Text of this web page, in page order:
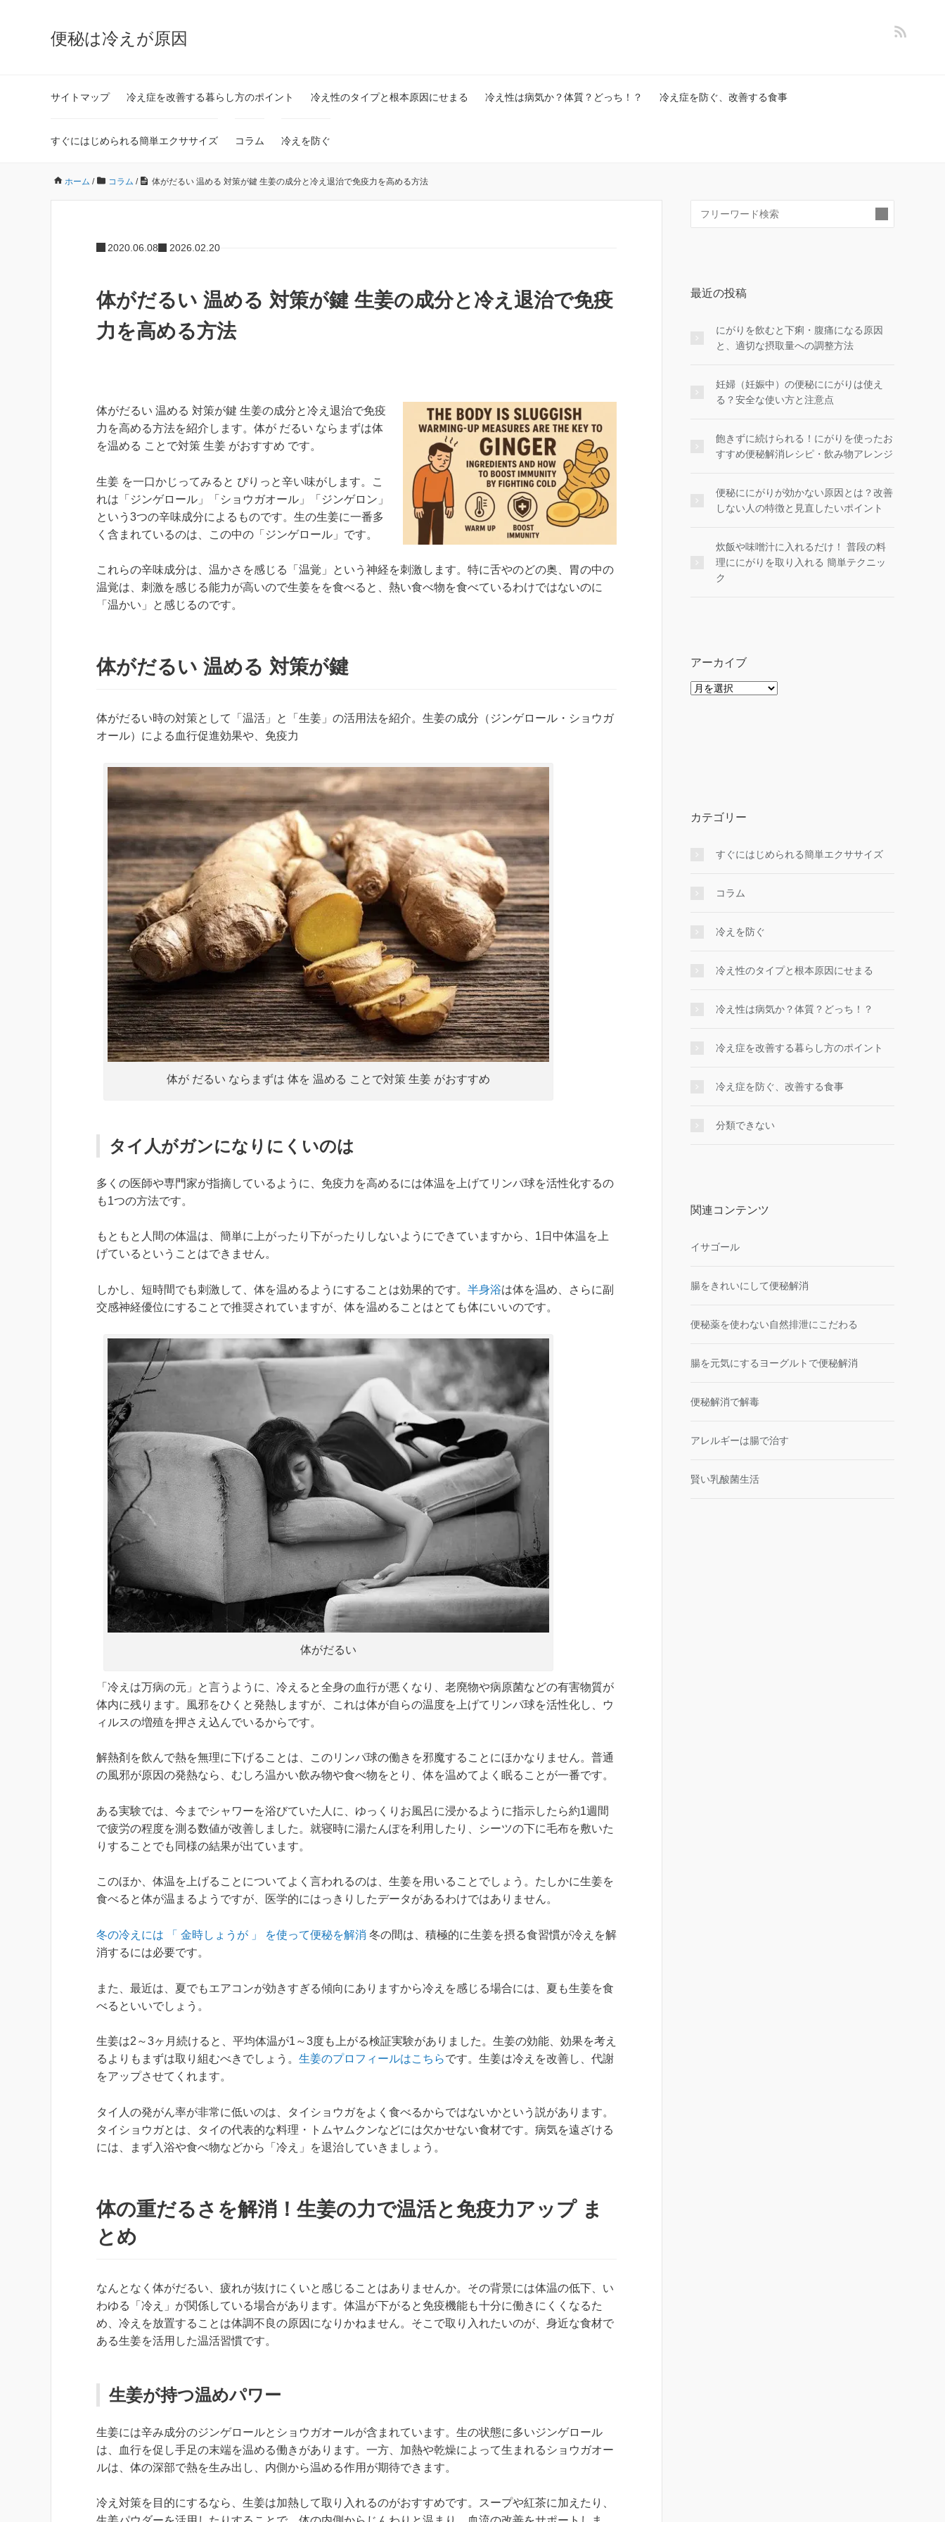
便秘は冷えが原因
サイトマップ 冷え症を改善する暮らし方のポイント 冷え性のタイプと根本原因にせまる 冷え性は病気か？体質？どっち！？ 冷え症を防ぐ、改善する食事
すぐにはじめられる簡単エクササイズ コラム 冷えを防ぐ
ホーム / コラム / 体がだるい 温める 対策が鍵 生姜の成分と冷え退治で免疫力を高める方法
2020.06.08 2026.02.20
体がだるい 温める 対策が鍵 生姜の成分と冷え退治で免疫
力を高める方法
体がだるい 温める 対策が鍵 生姜の成分と冷え退治で免疫
力を高める方法を紹介します。体が だるい ならまずは体
を温める ことで対策 生姜 がおすすめ です。
生姜 を一口かじってみると ぴりっと辛い味がします。こ
れは「ジンゲロール」「ショウガオール」「ジンゲロン」
という3つの辛味成分によるものです。生の生姜に一番多
く含まれているのは、この中の「ジンゲロール」です。
これらの辛味成分は、温かさを感じる「温覚」という神経を刺激します。特に舌やのどの奥、胃の中の
温覚は、刺激を感じる能力が高いので生姜をを食べると、熱い食べ物を食べているわけではないのに
「温かい」と感じるのです。
体がだるい 温める 対策が鍵
体がだるい時の対策として「温活」と「生姜」の活用法を紹介。生姜の成分（ジンゲロール・ショウガ
オール）による血行促進効果や、免疫力
体が だるい ならまずは 体を 温める ことで対策 生姜 がおすすめ
タイ人がガンになりにくいのは
多くの医師や専門家が指摘しているように、免疫力を高めるには体温を上げてリンパ球を活性化するの
も1つの方法です。
もともと人間の体温は、簡単に上がったり下がったりしないようにできていますから、1日中体温を上
げているということはできません。
しかし、短時間でも刺激して、体を温めるようにすることは効果的です。 半身浴は体を温め、さらに副
交感神経優位にすることで推奨されていますが、体を温めることはとても体にいいのです。
体がだるい
「冷えは万病の元」と言うように、冷えると全身の血行が悪くなり、老廃物や病原菌などの有害物質が
体内に残ります。風邪をひくと発熱しますが、これは体が自らの温度を上げてリンパ球を活性化し、ウ
ィルスの増殖を押さえ込んでいるからです。
解熱剤を飲んで熱を無理に下げることは、このリンパ球の働きを邪魔することにほかなりません。普通
の風邪が原因の発熱なら、むしろ温かい飲み物や食べ物をとり、体を温めてよく眠ることが一番です。
ある実験では、今までシャワーを浴びていた人に、ゆっくりお風呂に浸かるように指示したら約1週間
で疲労の程度を測る数値が改善しました。就寝時に湯たんぽを利用したり、シーツの下に毛布を敷いた
りすることでも同様の結果が出ています。
このほか、体温を上げることについてよく言われるのは、生姜を用いることでしょう。たしかに生姜を
食べると体が温まるようですが、医学的にはっきりしたデータがあるわけではありません。
冬の冷えには 「 金時しょうが 」 を使って便秘を解消 冬の間は、積極的に生姜を摂る食習慣が冷えを解
消するには必要です。
また、最近は、夏でもエアコンが効きすぎる傾向にありますから冷えを感じる場合には、夏も生姜を食
べるといいでしょう。
生姜は2～3ヶ月続けると、平均体温が1～3度も上がる検証実験がありました。生姜の効能、効果を考え
るよりもまずは取り組むべきでしょう。 生姜のプロフィールはこちらです。生姜は冷えを改善し、代謝
をアップさせてくれます。
タイ人の発がん率が非常に低いのは、タイショウガをよく食べるからではないかという説があります。
タイショウガとは、タイの代表的な料理・トムヤムクンなどには欠かせない食材です。病気を遠ざける
には、まず入浴や食べ物などから「冷え」を退治していきましょう。
体の重だるさを解消！生姜の力で温活と免疫力アップ ま
とめ
なんとなく体がだるい、疲れが抜けにくいと感じることはありませんか。その背景には体温の低下、い
わゆる「冷え」が関係している場合があります。体温が下がると免疫機能も十分に働きにくくなるた
め、冷えを放置することは体調不良の原因になりかねません。そこで取り入れたいのが、身近な食材で
ある生姜を活用した温活習慣です。
生姜が持つ温めパワー
生姜には辛み成分のジンゲロールとショウガオールが含まれています。生の状態に多いジンゲロール
は、血行を促し手足の末端を温める働きがあります。一方、加熱や乾燥によって生まれるショウガオー
ルは、体の深部で熱を生み出し、内側から温める作用が期待できます。
冷え対策を目的にするなら、生姜は加熱して取り入れるのがおすすめです。スープや紅茶に加えたり、
最近の投稿
にがりを飲むと下痢・腹痛になる原因
と、適切な摂取量への調整方法
妊婦（妊娠中）の便秘ににがりは使え
る？安全な使い方と注意点
飽きずに続けられる！にがりを使ったお
すすめ便秘解消レシピ・飲み物アレンジ
便秘ににがりが効かない原因とは？改善
しない人の特徴と見直したいポイント
炊飯や味噌汁に入れるだけ！ 普段の料
理ににがりを取り入れる 簡単テクニッ
ク
アーカイブ
ア
カテゴリー
すぐにはじめられる簡単エクササイズ
コラム
冷えを防ぐ
冷え性のタイプと根本原因にせまる
冷え性は病気か？体質？どっち！？
冷え症を改善する暮らし方のポイント
冷え症を防ぐ、改善する食事
分類できない
関連コンテンツ
イサゴール
腸をきれいにして便秘解消
便秘薬を使わない自然排泄にこだわる
腸を元気にするヨーグルトで便秘解消
便秘解消で解毒
アレルギーは腸で治す
賢い乳酸菌生活